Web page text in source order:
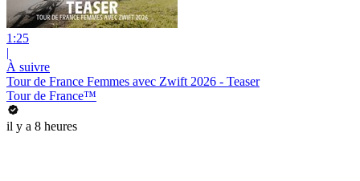
1:25
|
À suivre
Tour de France Femmes avec Zwift 2026 - Teaser
Tour de France™
il y a 8 heures